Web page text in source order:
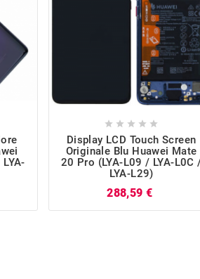
    
Display LCD Touch Screen
Originale Blu Huawei Mate
20 Pro (LYA-L09 / LYA-L0C
LYA-L29)
288,59 €